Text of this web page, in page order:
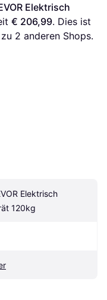
Elektrisch
€ 206,99. Dies ist
2 anderen Shops.
Elektrisch
120kg